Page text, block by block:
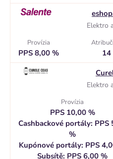
Elektro
Provízia
PPS 8,00 % 14
Elektro
Provízia
PPS 10,00 %
Cashbackové portály: PPS
%
Kupónové portály: PPS
Subsítě: PPS 6,00 %